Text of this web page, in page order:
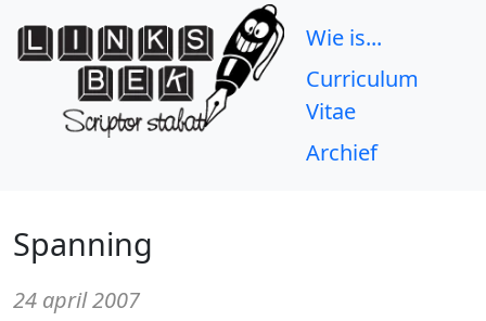
Wie is...
Curriculum
Vitae
Archief
Spanning
24 april 2007